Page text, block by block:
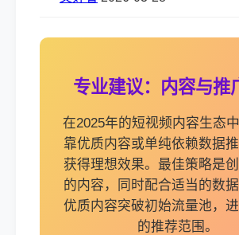
专业建议：内容与推
在2025年的短视频内容生态
靠优质内容或单纯依赖数据
获得理想效果。最佳策略是
的内容，同时配合适当的数
优质内容突破初始流量池，
的推荐范围。